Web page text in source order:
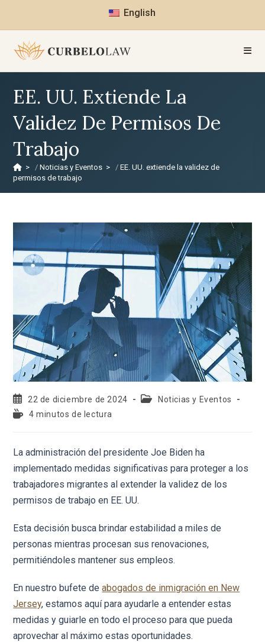
English
EE. UU. Extiende La
Validez De Permisos De
Trabajo
> Noticias y Eventos >
EE. UU. extiende la validez de
permisos de trabajo
22 de diciembre de 2024
Noticias y Eventos
4 minutos de lectura
La administración del presidente Joe Biden ha
implementado medidas significativas para proteger a los
trabajadores migrantes al extender la validez de los
permisos de trabajo en EE. UU.
Esta decisión busca brindar estabilidad a miles de
personas mientras procesan sus renovaciones,
permitiéndoles mantener sus empleos.
En nuestro bufete deabogados de inmigración en New
Jersey, estamos aquí para ayudarle a entender estas
medidas y guiarle en todo el proceso para que pueda
aprovechar al máximo estas oportunidades.